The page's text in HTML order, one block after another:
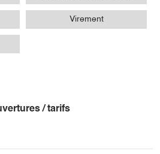
Virement
/ tarifs